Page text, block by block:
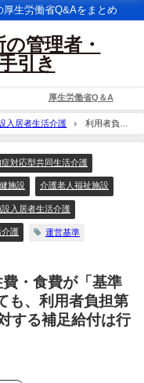
生労働省Q&Aをまとめ
管理者・
引き
厚生労働省Q＆A
入居者生活介護
利用者負担
場合においても、利用者負担第
対応型共同生活介護
施設 介護老人福祉施設
入居者生活介護
介護 運営基準
・食費が「基準
も、利用者負担第
する補足給付は行